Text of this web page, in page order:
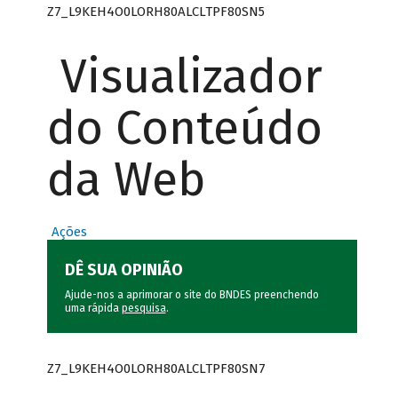
Z7_L9KEH4O0LORH80ALCLTPF80SN5
Visualizador
do Conteúdo
da Web
Ações
DÊ SUA OPINIÃO
Ajude-nos a aprimorar o site do BNDES preenchendo
uma rápida pesquisa.
Z7_L9KEH4O0LORH80ALCLTPF80SN7